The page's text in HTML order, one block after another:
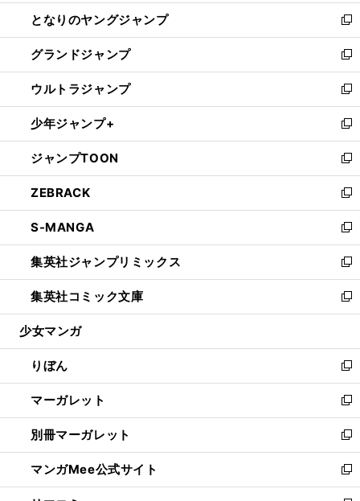
く
ン
ド
ウ
で
開
く
ウ
ィ
ン
ド
ウ
で
開
く
し
い
ウ
ィ
ン
ド
ウ
で
開
く
となりのヤングジャンプ
新
し
い
ウ
ィ
ン
ド
ウ
で
開
く
グランドジャンプ
新
し
い
ウ
ィ
ン
ド
ウ
で
開
く
ウルトラジャンプ
新
し
い
ウ
ィ
ン
ド
ウ
で
開
く
少年ジャンプ+
新
し
い
ウ
ィ
ン
ド
ウ
で
開
く
ジャンプTOON
新
し
い
ウ
ィ
ン
ド
ウ
で
開
ZEBRACK
新
し
い
ウ
ィ
ン
ド
ウ
開
く
S-MANGA
新
し
い
ウ
ィ
ン
ウ
で
開
く
集英社ジャンプリミックス
新
し
い
ウ
ン
ド
ウ
で
開
く
集英社コミック文庫
新
し
ウ
ィ
ン
ド
ウ
で
開
く
少女マンガ
りぼん
新
し
い
ウ
ィ
ン
ド
ウ
マーガレット
新
し
い
ウ
ィ
ン
別冊マーガレット
新
し
い
ウ
マンガMee公式サイト
新
し